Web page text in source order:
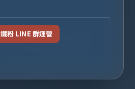
鐵粉 LINE 群運營